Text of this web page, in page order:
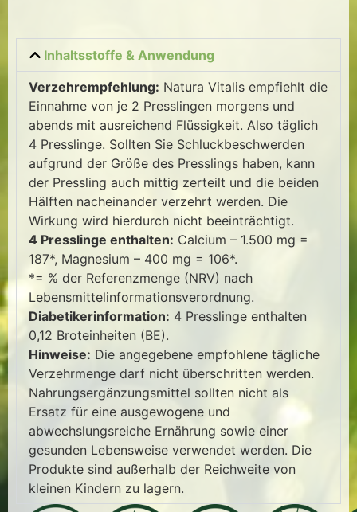
Inhaltsstoffe & Anwendung
Verzehrempfehlung: Natura Vitalis empfiehlt die
Einnahme von je 2 Presslingen morgens und
abends mit ausreichend Flüssigkeit. Also täglich
4 Presslinge. Sollten Sie Schluckbeschwerden
aufgrund der Größe des Presslings haben, kann
der Pressling auch mittig zerteilt und die beiden
Hälften nacheinander verzehrt werden. Die
Wirkung wird hierdurch nicht beeinträchtigt.
4 Presslinge enthalten: Calcium – 1.500 mg =
187*, Magnesium – 400 mg = 106*.
*= % der Referenzmenge (NRV) nach
Lebensmittelinformationsverordnung.
Diabetikerinformation: 4 Presslinge enthalten
0,12 Broteinheiten (BE).
Hinweise: Die angegebene empfohlene tägliche
Verzehrmenge darf nicht überschritten werden.
Nahrungsergänzungsmittel sollten nicht als
Ersatz für eine ausgewogene und
abwechslungsreiche Ernährung sowie einer
gesunden Lebensweise verwendet werden. Die
Produkte sind außerhalb der Reichweite von
kleinen Kindern zu lagern.